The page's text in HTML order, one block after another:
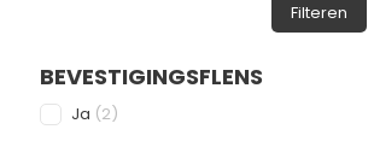
Filteren
BEVESTIGINGSFLENS
Ja (2products available
)